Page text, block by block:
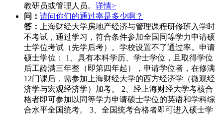
教研员或管理人员。 详情>
问： 请问你们的通过率是多少啊？
答：
上海财经大学房地产经济与管理课程研修班入学时
不考试，通过学习，符合条件参加全国同等学力申请硕
士学位考试（先学后考）。学校设置不了通过率。申请
硕士学位： 1、具有本科学历、学士学位，且取得学位
后工龄满三年整（即第四年起），申请学位者，在修满
12门课后，需参加上海财经大学的西方经济学（微观经
济学与宏观经济学）加考。 2、经上海财经大学考核合
格者即可参加以同等学力申请硕士学位的英语和学科综
合水平全国统考。 3、全国统考合格者即可进入硕士学